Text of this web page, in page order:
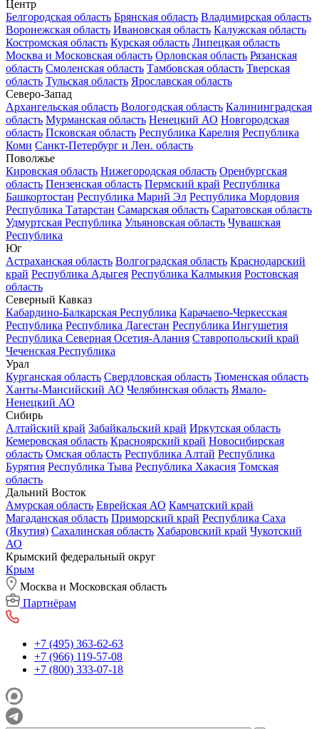
Центр
Белгородская область Брянская область Владимирская область
Воронежская область Ивановская область Калужская область
Костромская область Курская область Липецкая область
Москва и Московская область Орловская область Рязанская
область Смоленская область Тамбовская область Тверская
область Тульская область Ярославская область
Северо-Запад
Архангельская область Вологодская область Калининградская
область Мурманская область Ненецкий АО Новгородская
область Псковская область Республика Карелия Республика
Коми Санкт-Петербург и Лен. область
Поволжье
Кировская область Нижегородская область Оренбургская
область Пензенская область Пермский край Республика
Башкортостан Республика Марий Эл Республика Мордовия
Республика Татарстан Самарская область Саратовская область
Удмуртская Республика Ульяновская область Чувашская
Республика
Юг
Астраханская область Волгоградская область Краснодарский
край Республика Адыгея Республика Калмыкия Ростовская
область
Северный Кавказ
Кабардино-Балкарская Республика Карачаево-Черкесская
Республика Республика Дагестан Республика Ингушетия
Республика Северная Осетия-Алания Ставропольский край
Чеченская Республика
Урал
Курганская область Свердловская область Тюменская область
Ханты-Мансийский АО Челябинская область Ямало-
Ненецкий АО
Сибирь
Алтайский край Забайкальский край Иркутская область
Кемеровская область Красноярский край Новосибирская
область Омская область Республика Алтай Республика
Бурятия Республика Тыва Республика Хакасия Томская
область
Дальний Восток
Амурская область Еврейская АО Камчатский край
Магаданская область Приморский край Республика Саха
(Якутия) Сахалинская область Хабаровский край Чукотский
АО
Крымский федеральный округ
Крым
Москва и Московская область
Партнёрам
+7 (495) 363-62-63
+7 (966) 119-57-08
+7 (800) 333-07-18